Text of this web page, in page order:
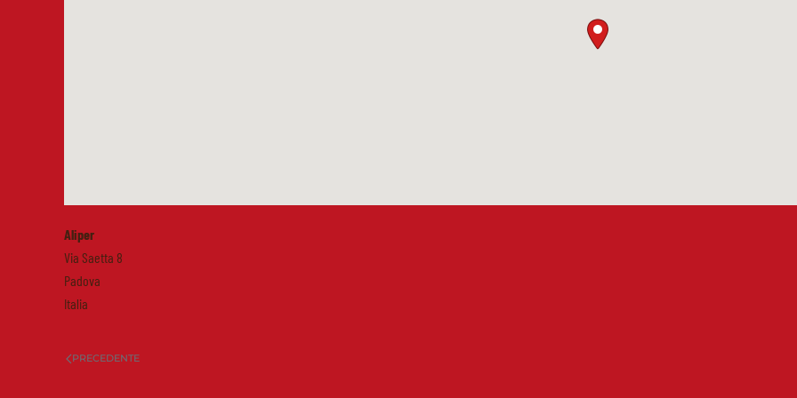
Aliper
Via Saetta 8
Padova
Italia
PRECEDENTE